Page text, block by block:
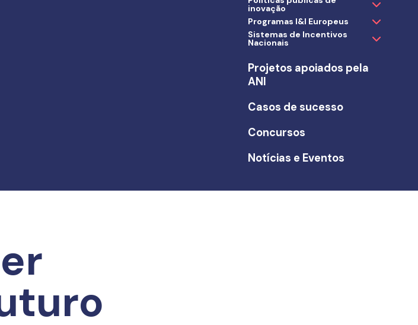
inovação
Programas I&I Europeus
Sistemas de Incentivos
Nacionais
Projetos apoiados pela
ANI
Casos de sucesso
Concursos
Notícias e Eventos